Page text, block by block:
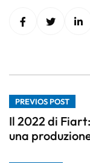
PREVIOS POST
Il 2022 di
una